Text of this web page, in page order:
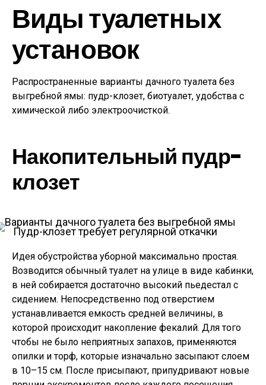
Виды туалетных
установок
Распространенные варианты дачного туалета без
выгребной ямы: пудр-клозет, биотуалет, удобства с
химической либо электроочисткой.
Накопительный пудр-
клозет
Пудр-клозет требует регулярной откачки
Идея обустройства уборной максимально простая.
Возводится обычный туалет на улице в виде кабинки,
в ней собирается достаточно высокий пьедестал с
сидением. Непосредственно под отверстием
устанавливается емкость средней величины, в
которой происходит накопление фекалий. Для того
чтобы не было неприятных запахов, применяются
опилки и торф, которые изначально засыпают слоем
в 10–15 см. После присыпают, припудривают новые